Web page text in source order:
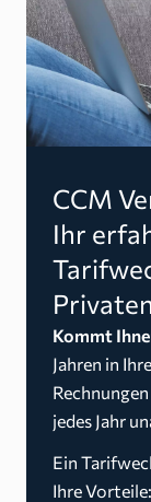
CCM
Ihr
Kommt
Jahren in
jedes Jahr
Ein
Ihre Vorteile: